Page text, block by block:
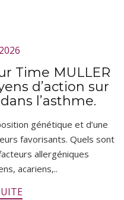
Time MULLER
d’action sur
l’asthme.
génétique et d’une
favorisants. Quels sont
allergéniques
acariens,..